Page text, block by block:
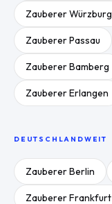
ZaubererWürzburg
ZaubererPassau
ZaubererBamberg
ZaubererErlangen
DEUTSCHLANDWEIT
ZaubererBerlin
ZaubererFrankfurt